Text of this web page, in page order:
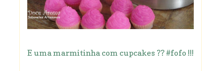
E uma marmitinha com cupcakes ?? #fofo !!!